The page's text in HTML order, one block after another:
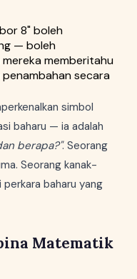
8" boleh
— boleh
memberitahu
secara
simbol
baharu — ia adalah
berapa?". Seorang
Seorang kanak-
baharu yang
Matematik